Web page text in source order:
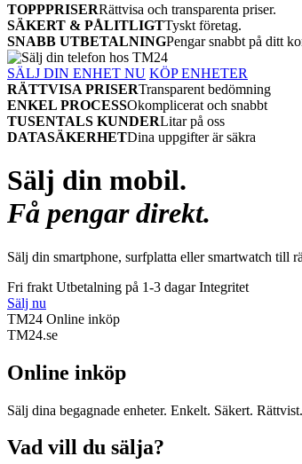
TOPPPRISERRättvisa och transparenta priser.
SÄKERT & PÅLITLIGTTyskt företag.
SNABB UTBETALNINGPengar snabbt på ditt
SÄLJ DIN ENHET NU KÖP ENHETER
RÄTTVISA PRISERTransparent bedömning
ENKEL PROCESSOkomplicerat och snabbt
TUSENTALS KUNDERLitar på oss
DATASÄKERHETDina uppgifter är säkra
Sälj din mobil.
Få pengar direkt.
Sälj din smartphone, surfplatta eller smartwatch till
Fri frakt Utbetalning på 1-3 dagar Integritet
Sälj nu
TM24 Online inköp
TM24.se
Online inköp
Sälj dina begagnade enheter. Enkelt. Säkert. Rättvist.
Vad vill du sälja?